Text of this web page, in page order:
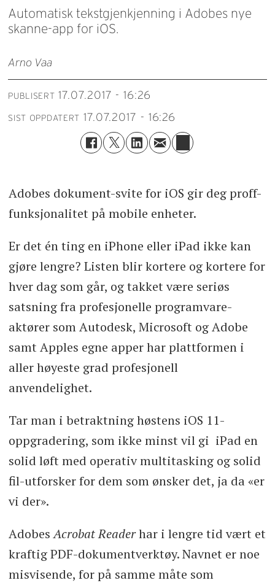
Automatisk tekstgjenkjenning i Adobes nye
skanne-app for iOS.
Arno Vaa
PUBLISERT 17.07.2017 - 16:26
SIST OPPDATERT 17.07.2017 - 16:26
Adobes dokument-svite for iOS gir deg proff-
funksjonalitet på mobile enheter.
Er det én ting en iPhone eller iPad ikke kan
gjøre lengre? Listen blir kortere og kortere for
hver dag som går, og takket være seriøs
satsning fra profesjonelle programvare-
aktører som Autodesk, Microsoft og Adobe
samt Apples egne apper har plattformen i
aller høyeste grad profesjonell
anvendelighet.
Tar man i betraktning høstens iOS 11-
oppgradering, som ikke minst vil gi iPad en
solid løft med operativ multitasking og solid
fil-utforsker for dem som ønsker det, ja da «er
vi der».
AdobesAcrobat Readerhar i lengre tid vært et
kraftig PDF-dokumentverktøy. Navnet er noe
misvisende, for på samme måte som